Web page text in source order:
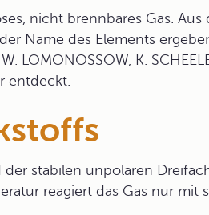
nicht brennbares Gas. Aus
Name des Elements
LOMONOSSOW, K.
entdeckt.
stabilen unpolaren
reagiert das Gas nur mit